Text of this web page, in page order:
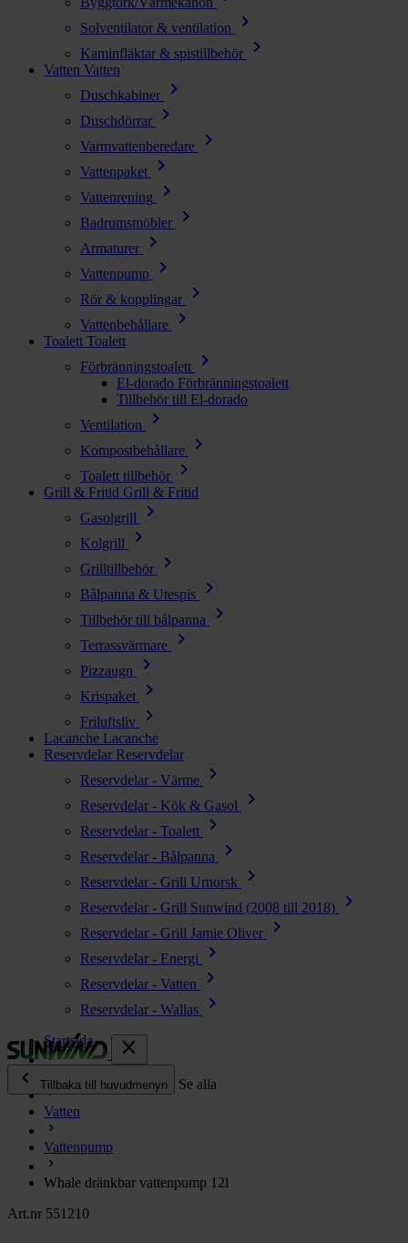
Solventilator & ventilation chevron_right
Kaminfläktar & spistillbehör chevron_right
Vatten Vatten
Duschkabiner
chevron_right
Duschdörrar chevron_right
Varmvattenberedare chevron_right
Vattenpaket chevron_right
Vattenrening chevron_right
Badrumsmöbler chevron_right
Armaturer chevron_right
Vattenpump chevron_right
Rör & kopplingar chevron_right
Vattenbehållare chevron_right
Toalett Toalett
Förbränningstoalett
chevron_right
El-dorado Förbränningstoalett
Tillbehör till El-dorado
Ventilation
chevron_right
Kompostbehållare chevron_right
Toalett tillbehör chevron_right
Grill & Fritid Grill & Fritid
Gasolgrill
chevron_right
Kolgrill chevron_right
Grilltillbehör chevron_right
Bålpanna & Utespis chevron_right
Tillbehör till bålpanna chevron_right
Terrassvärmare chevron_right
Pizzaugn chevron_right
Krispaket chevron_right
Friluftsliv chevron_right
Lacanche Lacanche
Reservdelar Reservdelar
Reservdelar - Värme
chevron_right
Reservdelar - Kök & Gasol chevron_right
Reservdelar - Toalett chevron_right
Reservdelar - Bålpanna chevron_right
Reservdelar - Grill Urnorsk chevron_right
Reservdelar - Grill Sunwind (2008 till 2018) chevron_right
Reservdelar - Grill Jamie Oliver chevron_right
Reservdelar - Energi chevron_right
Reservdelar - Vatten chevron_right
Reservdelar - Wallas
chevron_right
close
chevron_left
Tillbaka till huvudmenyn Se alla
Energi
Kök & Gasol
Värme chevron_right
Vatten chevron_right
Startsida
Vatten
Vattenpump
Whale dränkbar vattenpump 12l
Art.nr 551210